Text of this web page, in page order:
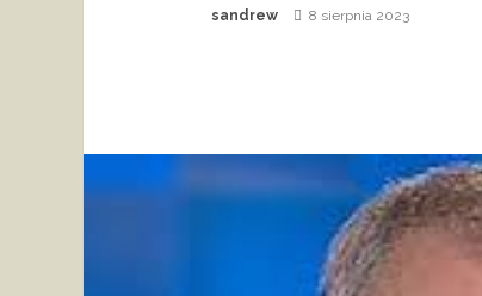
sandrew 8 sierpnia 2023